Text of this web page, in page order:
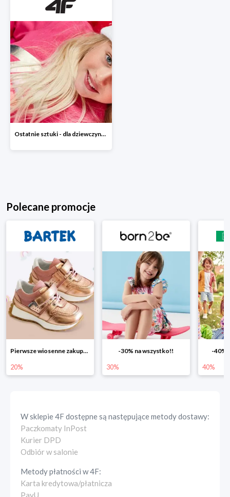
Ostatnie sztuki - dla dziewczynki w 4F
Polecane promocje
-30% na wszystko!!
30%
-40% na drugą sztukę
40% 25%
W sklepie4Fdostępne są następujące metody dostawy:
Paczkomaty InPost
Kurier DPD
Odbiór w salonie
Metody płatności w4F:
Karta kredytowa/płatnicza
PayU